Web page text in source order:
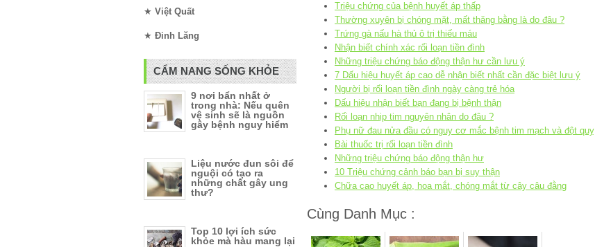
Triệu chứng của bệnh huyết áp thấp
Thường xuyên bị chóng mặt, mất thăng bằng là do đâu ?
Trứng gà nấu hà thủ ô trị thiếu máu
Nhận biết chính xác rối loạn tiền đình
Những triệu chứng báo động thận hư cần lưu ý
7 Dấu hiệu huyết áp cao dễ nhận biết nhất cần đặc biệt lưu ý
Người bị rối loạn tiền đình ngày càng trẻ hóa
Dấu hiệu nhận biết bạn đang bị bệnh thận
Rối loạn nhịp tim nguyên nhân do đâu ?
Phụ nữ đau nửa đầu có nguy cơ mắc bệnh tim mạch và đột quỵ
Bài thuốc trị rối loạn tiền đình
Những triệu chứng báo động thận hư
10 Triệu chứng cảnh báo bạn bị suy thận
Chữa cao huyết áp, hoa mắt, chóng mắt từ cây câu đằng
Cùng Danh Mục :
★ Việt Quất
★ Đinh Lăng
CẨM NANG SỐNG KHỎE
9 nơi bẩn nhất ở
trong nhà: Nếu quên
vệ sinh sẽ là nguồn
gây bệnh nguy hiểm
Liệu nước đun sôi để
nguội có tạo ra
những chất gây ung
thư?
Top 10 lợi ích sức
khỏe mà hàu mang lại